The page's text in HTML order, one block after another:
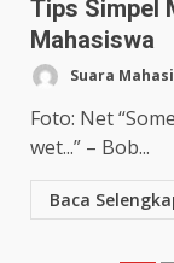
Tips Simpel
Mahasiswa
Suara
Foto: Net
wet...” – Bob...
Baca